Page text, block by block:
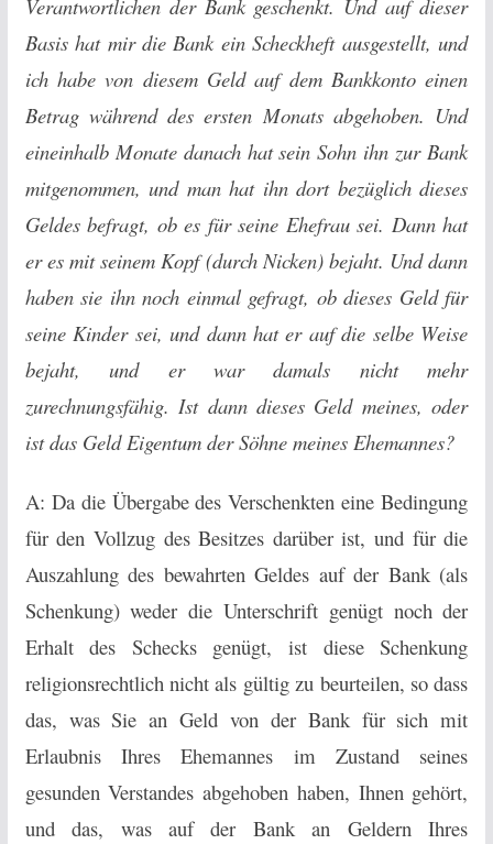
Verantwortlichen der Bank geschenkt. Und auf dieser
Basis hat mir die Bank ein Scheckheft ausgestellt, und
ich habe von diesem Geld auf dem Bankkonto einen
Betrag während des ersten Monats abgehoben. Und
eineinhalb Monate danach hat sein Sohn ihn zur Bank
mitgenommen, und man hat ihn dort bezüglich dieses
Geldes befragt, ob es für seine Ehefrau sei. Dann hat
er es mit seinem Kopf (durch Nicken) bejaht. Und dann
haben sie ihn noch einmal gefragt, ob dieses Geld für
seine Kinder sei, und dann hat er auf die selbe Weise
bejaht, und er war damals nicht mehr
zurechnungsfähig. Ist dann dieses Geld meines, oder
ist das Geld Eigentum der Söhne meines Ehemannes?
A: Da die Übergabe des Verschenkten eine Bedingung
für den Vollzug des Besitzes darüber ist, und für die
Auszahlung des bewahrten Geldes auf der Bank (als
Schenkung) weder die Unterschrift genügt noch der
Erhalt des Schecks genügt, ist diese Schenkung
religionsrechtlich nicht als gültig zu beurteilen, so dass
das, was Sie an Geld von der Bank für sich mit
Erlaubnis Ihres Ehemannes im Zustand seines
gesunden Verstandes abgehoben haben, Ihnen gehört,
und das, was auf der Bank an Geldern Ihres